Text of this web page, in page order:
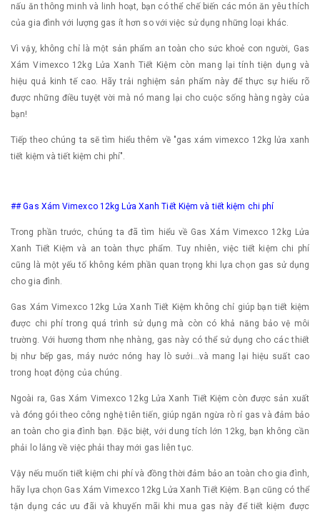
nấu ăn thông minh và linh hoạt, bạn có thể chế biến các món ăn yêu thích
của gia đình với lượng gas ít hơn so với việc sử dụng những loại khác.
Vì vậy, không chỉ là một sản phẩm an toàn cho sức khoẻ con người, Gas
Xám Vimexco 12kg Lửa Xanh Tiết Kiệm còn mang lại tính tiện dụng và
hiệu quả kinh tế cao. Hãy trải nghiệm sản phẩm này để thực sự hiểu rõ
được những điều tuyệt vời mà nó mang lại cho cuộc sống hàng ngày của
bạn!
Tiếp theo chúng ta sẽ tìm hiểu thêm về "gas xám vimexco 12kg lửa xanh
tiết kiệm và tiết kiệm chi phí".
## Gas Xám Vimexco 12kg Lửa Xanh Tiết Kiệm và tiết kiệm chi phí
Trong phần trước, chúng ta đã tìm hiểu về Gas Xám Vimexco 12kg Lửa
Xanh Tiết Kiệm và an toàn thực phẩm. Tuy nhiên, việc tiết kiệm chi phí
cũng là một yếu tố không kém phần quan trọng khi lựa chọn gas sử dụng
cho gia đình.
Gas Xám Vimexco 12kg Lửa Xanh Tiết Kiệm không chỉ giúp bạn tiết kiệm
được chi phí trong quá trình sử dụng mà còn có khả năng bảo vệ môi
trường. Với hương thơm nhẹ nhàng, gas này có thể sử dụng cho các thiết
bị như bếp gas, máy nước nóng hay lò sưởi…và mang lại hiệu suất cao
trong hoạt động của chúng.
Ngoài ra, Gas Xám Vimexco 12kg Lửa Xanh Tiết Kiệm còn được sản xuất
và đóng gói theo công nghệ tiên tiến, giúp ngăn ngừa rò rỉ gas và đảm bảo
an toàn cho gia đình bạn. Đặc biệt, với dung tích lớn 12kg, bạn không cần
phải lo lắng về việc phải thay mới gas liên tục.
Vậy nếu muốn tiết kiệm chi phí và đồng thời đảm bảo an toàn cho gia đình,
hãy lựa chọn Gas Xám Vimexco 12kg Lửa Xanh Tiết Kiệm. Bạn cũng có thể
tận dụng các ưu đãi và khuyến mãi khi mua gas này để tiết kiệm được